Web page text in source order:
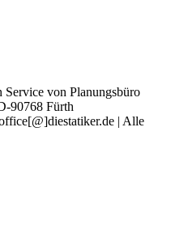
von Planungsbüro
90768 Fürth
| Alle